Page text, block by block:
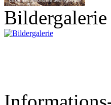
Bildergalerie